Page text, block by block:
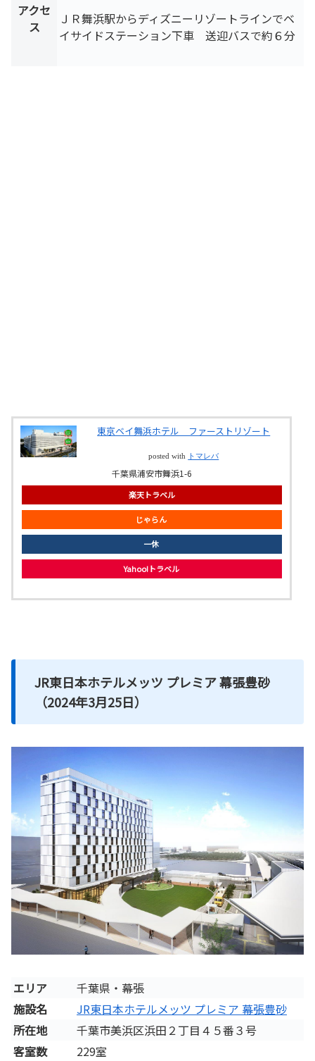
アクセ
ス
ＪＲ舞浜駅からディズニーリゾートラインでベ
イサイドステーション下車 送迎バスで約６分
東京ベイ舞浜ホテル ファーストリゾート
posted with トマレバ
千葉県浦安市舞浜1-6
楽天トラベル
じゃらん
一休
Yahoo!トラベル
JR東日本ホテルメッツ プレミア 幕張豊砂
（2024年3月25日）
エリア
千葉県・幕張
施設名
JR東日本ホテルメッツ プレミア 幕張豊砂
所在地
千葉市美浜区浜田２丁目４５番３号
客室数
229室